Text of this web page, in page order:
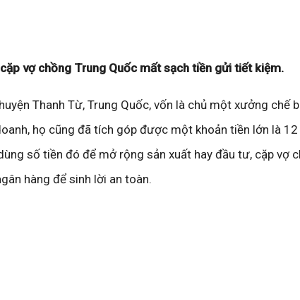
vợ chồng Trung Quốc mất sạch tiền gửi tiết kiệm.
Thanh Từ, Trung Quốc, vốn là chủ một xưởng chế
họ cũng đã tích góp được một khoản tiền lớn là
số tiền đó để mở rộng sản xuất hay đầu tư, cặp vợ
hàng để sinh lời an toàn.